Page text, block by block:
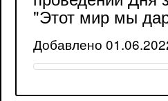
"Этот мир мы
Добавлено